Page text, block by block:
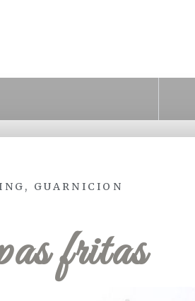
, GUARNICION
fritas